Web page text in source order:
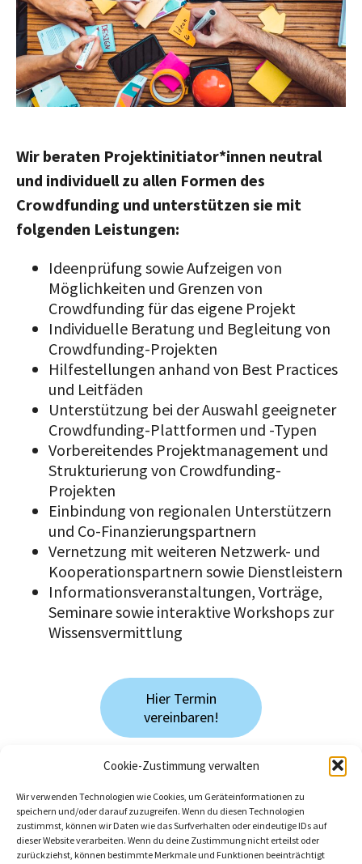
Cookie-Zustimmung verwalten
Wir verwenden Technologien wie Cookies, um Geräteinformationen zu
speichern und/oder darauf zuzugreifen. Wenn du diesen Technologien
zustimmst, können wir Daten wie das Surfverhalten oder eindeutige IDs auf
dieser Website verarbeiten. Wenn du deine Zustimmung nicht erteilst oder
zurückziehst, können bestimmte Merkmale und Funktionen beeinträchtigt
Wir beraten Projektinitiator*innen neutral
und individuell zu allen Formen des
Crowdfunding und unterstützen sie mit
folgenden Leistungen:
Ideenprüfung sowie Aufzeigen von
Möglichkeiten und Grenzen von
Crowdfunding für das eigene Projekt
Individuelle Beratung und Begleitung von
Crowdfunding-Projekten
Hilfestellungen anhand von Best Practices
und Leitfäden
Unterstützung bei der Auswahl geeigneter
Crowdfunding-Plattformen und -Typen
Vorbereitendes Projektmanagement und
Strukturierung von Crowdfunding-
Projekten
Einbindung von regionalen Unterstützern
und Co-Finanzierungspartnern
Vernetzung mit weiteren Netzwerk- und
Kooperationspartnern sowie Dienstleistern
Informationsveranstaltungen, Vorträge,
Seminare sowie interaktive Workshops zur
Wissensvermittlung
Hier Termin
vereinbaren!
Ideenbeweger: Crowdfunding-Plattform für
den Norden und Süden Niedersachsens
Neuigkeiten
Aktueller Gründungsradar
bundesweit zur Spitze im
Hochschulranking des
Gründungsradars.